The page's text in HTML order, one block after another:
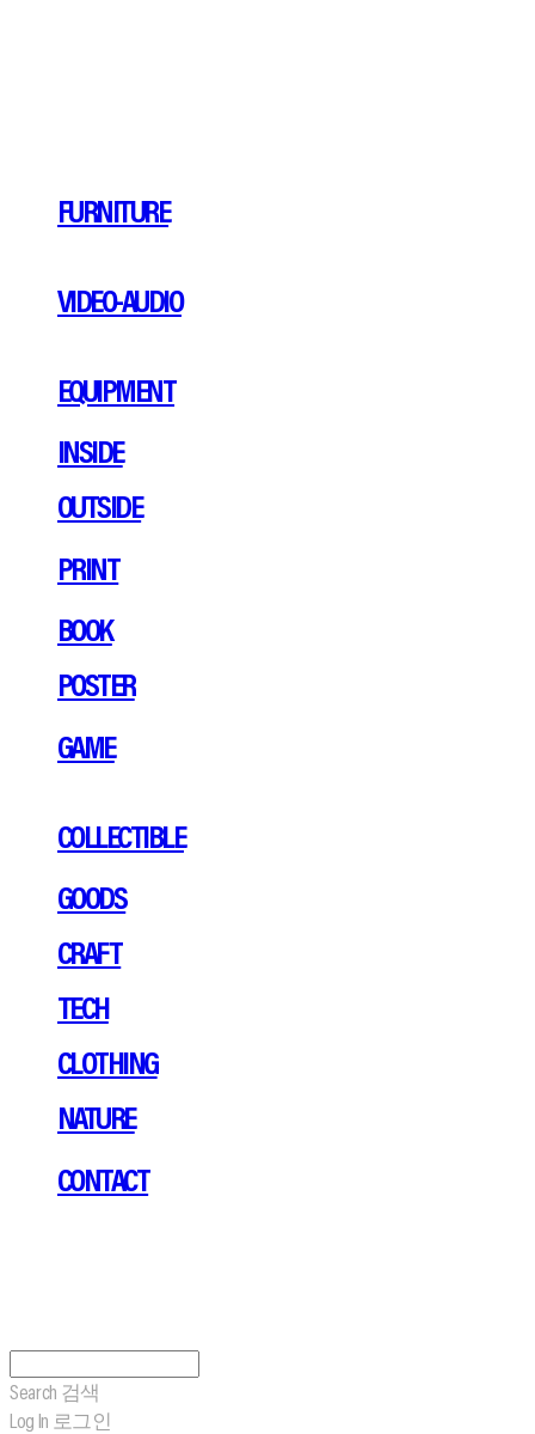
FURNITURE
VIDEO-AUDIO
EQUIPMENT
INSIDE
OUTSIDE
PRINT
BOOK
POSTER
GAME
COLLECTIBLE
GOODS
CRAFT
TECH
CLOTHING
NATURE
CONTACT
Search 검색
Log In 로그인